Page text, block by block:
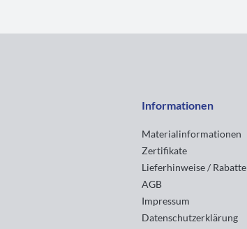
Informationen
Materialinformationen
Zertifikate
Lieferhinweise / Rabatte
AGB
Impressum
Datenschutzerklärung